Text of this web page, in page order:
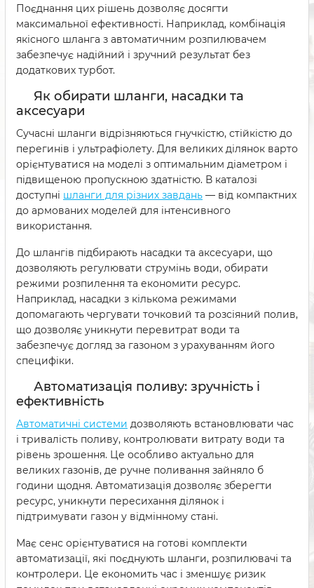
Поєднання цих рішень дозволяє досягти
максимальної ефективності. Наприклад, комбінація
якісного шланга з автоматичним розпилювачем
забезпечує надійний і зручний результат без
додаткових турбот.
Як обирати шланги, насадки та
аксесуари
Сучасні шланги відрізняються гнучкістю, стійкістю до
перегинів і ультрафіолету. Для великих ділянок варто
орієнтуватися на моделі з оптимальним діаметром і
підвищеною пропускною здатністю. В каталозі
доступні шланги для різних завдань — від компактних
до армованих моделей для інтенсивного
використання.
До шлангів підбирають насадки та аксесуари, що
дозволяють регулювати струмінь води, обирати
режими розпилення та економити ресурс.
Наприклад, насадки з кількома режимами
допомагають чергувати точковий та розсіяний полив,
що дозволяє уникнути перевитрат води та
забезпечує догляд за газоном з урахуванням його
специфіки.
Автоматизація поливу: зручність і
ефективність
Автоматичні системи дозволяють встановлювати час
і тривалість поливу, контролювати витрату води та
рівень зрошення. Це особливо актуально для
великих газонів, де ручне поливання зайняло б
години щодня. Автоматизація дозволяє зберегти
ресурс, уникнути пересихання ділянок і
підтримувати газон у відмінному стані.
Має сенс орієнтуватися на готові комплекти
автоматизації, які поєднують шланги, розпилювачі та
контролери. Це економить час і зменшує ризик